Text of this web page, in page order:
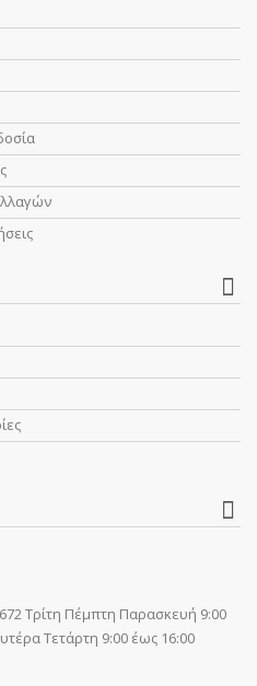
Τρίτη Πέμπτη Παρασκευή 9:00
Τετάρτη 9:00 έως 16:00